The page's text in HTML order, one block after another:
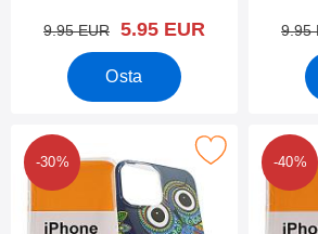
vanha hinta
9.95 EUR uusi hinta
5.95 EUR
Osta
9.95
-30%
tPU-Designkotelo iPhone 13 Pro
-40%
Merkitse